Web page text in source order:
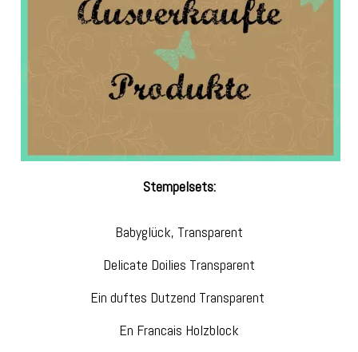
Stempelsets:
Babyglück, Transparent
Delicate Doilies Transparent
Ein duftes Dutzend Transparent
En Francais Holzblock